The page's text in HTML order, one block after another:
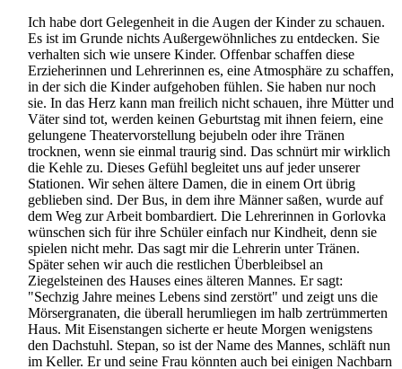
Ich habe dort Gelegenheit in die Augen der Kinder zu schauen.
Es ist im Grunde nichts Außergewöhnliches zu entdecken. Sie
verhalten sich wie unsere Kinder. Offenbar schaffen diese
Erzieherinnen und Lehrerinnen es, eine Atmosphäre zu schaffen,
in der sich die Kinder aufgehoben fühlen. Sie haben nur noch
sie. In das Herz kann man freilich nicht schauen, ihre Mütter und
Väter sind tot, werden keinen Geburtstag mit ihnen feiern, eine
gelungene Theater­vorstellung bejubeln oder ihre Tränen
trocknen, wenn sie einmal traurig sind. Das schnürt mir wirklich
die Kehle zu. Dieses Gefühl begleitet uns auf jeder unserer
Stationen. Wir sehen ältere Damen, die in einem Ort übrig
geblieben sind. Der Bus, in dem ihre Männer saßen, wurde auf
dem Weg zur Arbeit bombardiert. Die Lehrerinnen in Gorlovka
wünschen sich für ihre Schüler einfach nur Kindheit, denn sie
spielen nicht mehr. Das sagt mir die Lehrerin unter Tränen.
Später sehen wir auch die restlichen Überbleibsel an
Ziegelsteinen des Hauses eines älteren Mannes. Er sagt:
"Sechzig Jahre meines Lebens sind zerstört" und zeigt uns die
Mörsergranaten, die überall herumliegen im halb zertrümmerten
Haus. Mit Eisenstangen sicherte er heute Morgen wenigstens
den Dachstuhl. Stepan, so ist der Name des Mannes, schläft nun
im Keller. Er und seine Frau könnten auch bei einigen Nachbarn